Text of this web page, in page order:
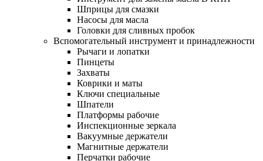
Шприцы для смазки
Насосы для масла
Головки для сливных пробок
Вспомогательный инструмент и принадлежности
Рычаги и лопатки
Пинцеты
Захваты
Коврики и маты
Ключи специальные
Шпатели
Платформы рабочие
Инспекционные зеркала
Вакуумные держатели
Магнитные держатели
Перчатки рабочие